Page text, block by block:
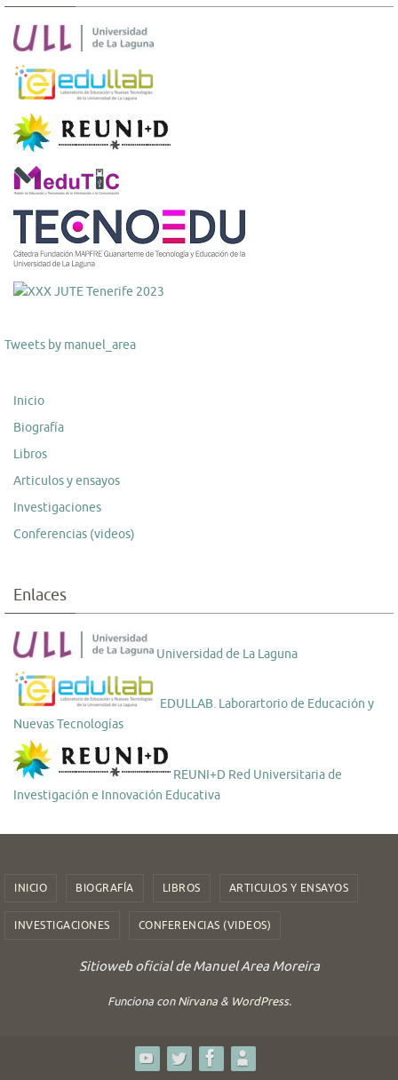
Tweets by manuel_area
Inicio
Biografía
Libros
Articulos y ensayos
Investigaciones
Conferencias (videos)
Enlaces
Universidad de La Laguna
EDULLAB. Laborartorio de Educación y
Nuevas Tecnologías
REUNI+D Red Universitaria de
Investigación e Innovación Educativa
INICIO BIOGRAFÍA LIBROS ARTICULOS Y ENSAYOS
INVESTIGACIONES CONFERENCIAS (VIDEOS)
Sitioweb oficial de Manuel Area Moreira
Funciona conNirvana& WordPress.